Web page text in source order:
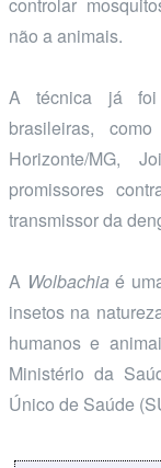
não a animais.
A técnica já foi
brasileiras,
Horizonte/MG,
promissores
transmissor da
A Wolbachia é
insetos na
humanos e
Ministério da
Único de Saúde